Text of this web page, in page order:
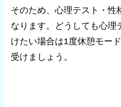
そのため、心理テスト・性
なります。どうしても心理
けたい場合は1度休憩モー
受けましょう。